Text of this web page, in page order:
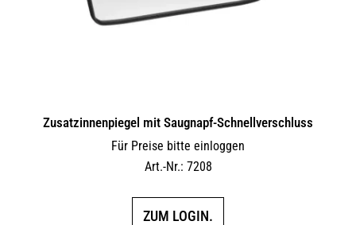
Zusatzinnenpiegel mit Saugnapf-Schnellverschluss
Für Preise bitte einloggen
Art.-Nr.: 7208
ZUM LOGIN.